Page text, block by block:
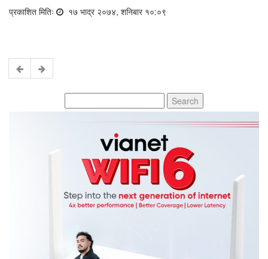
प्रकाशित मितिः १७ भाद्र २०७४, शनिबार १०:०९
for: